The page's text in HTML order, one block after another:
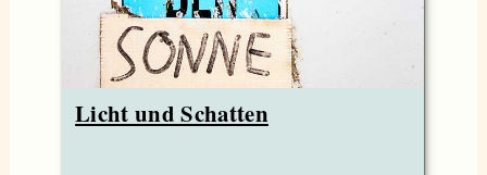
Licht und Schatten